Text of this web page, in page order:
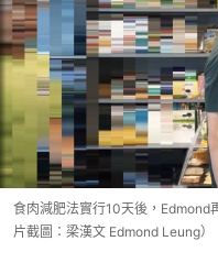
食肉減肥法實行10天後，Edmond
片截圖：梁漢文 Edmond Leung）